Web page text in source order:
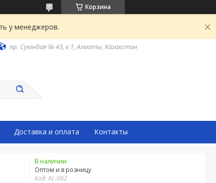
Корзина
у менеджеров.
пр. Суюнбая № 43, к 1, Алматы, Казахстан
Доставка и оплата Контакты
В наличии
Оптом и в розницу
Код:AL-002